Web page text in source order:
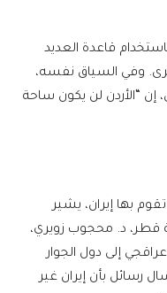
قاعدة العديد
وفي السياق نفسه،
إن “الأردن لن يكون ساحة
بها إيران، يشير
قطر، د. محجوب زويري،
عراقجي إلى دول الجوار
رسائل بأن إيران غير